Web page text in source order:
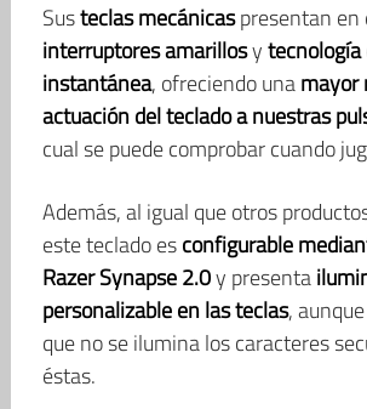
Susteclas mecánicaspresentan en
interruptores amarillosy
instantánea, ofreciendo unamayor
actuación del teclado a nuestras
cual se puede comprobar cuando
Además, al igual que otros
este teclado esconfigurable
Razer Synapse 2.0y presenta
personalizable en las teclas,
que no se ilumina los caracteres
éstas.